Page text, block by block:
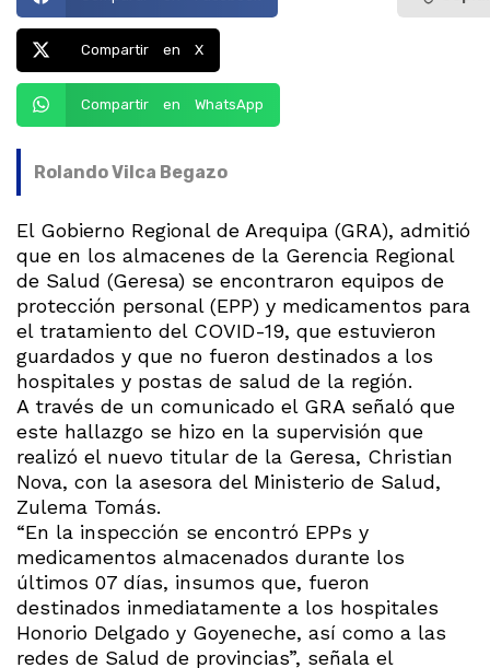
Compartir en X
Compartir en WhatsApp
Rolando Vilca Begazo
El Gobierno Regional de Arequipa (GRA), admitió
que en los almacenes de la Gerencia Regional
de Salud (Geresa) se encontraron equipos de
protección personal (EPP) y medicamentos para
el tratamiento del COVID-19, que estuvieron
guardados y que no fueron destinados a los
hospitales y postas de salud de la región.
A través de un comunicado el GRA señaló que
este hallazgo se hizo en la supervisión que
realizó el nuevo titular de la Geresa, Christian
Nova, con la asesora del Ministerio de Salud,
Zulema Tomás.
“En la inspección se encontró EPPs y
medicamentos almacenados durante los
últimos 07 días, insumos que, fueron
destinados inmediatamente a los hospitales
Honorio Delgado y Goyeneche, así como a las
redes de Salud de provincias”, señala el